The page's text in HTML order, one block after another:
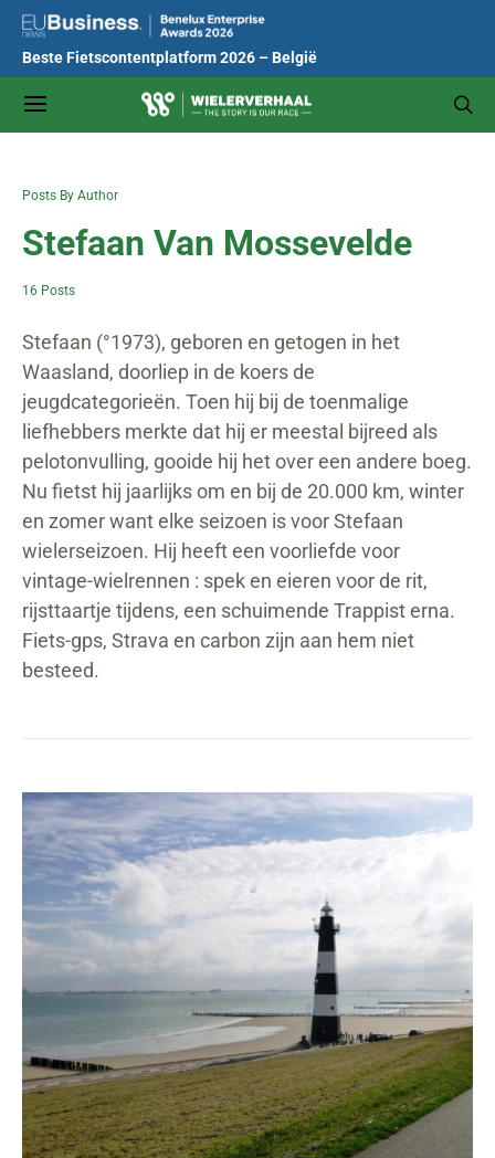
Beste Fietscontentplatform 2026 – België
Posts By Author
Stefaan Van Mossevelde
16 Posts
Stefaan (°1973), geboren en getogen in het
Waasland, doorliep in de koers de
jeugdcategorieën. Toen hij bij de toenmalige
liefhebbers merkte dat hij er meestal bijreed als
pelotonvulling, gooide hij het over een andere boeg.
Nu fietst hij jaarlijks om en bij de 20.000 km, winter
en zomer want elke seizoen is voor Stefaan
wielerseizoen. Hij heeft een voorliefde voor
vintage-wielrennen : spek en eieren voor de rit,
rijsttaartje tijdens, een schuimende Trappist erna.
Fiets-gps, Strava en carbon zijn aan hem niet
besteed.